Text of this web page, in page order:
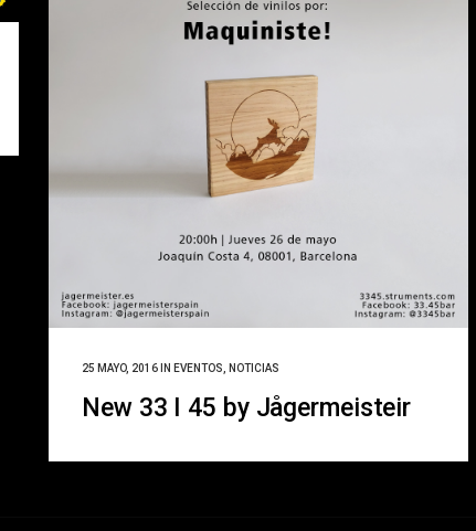
25 MAYO, 2016 IN EVENTOS NOTICIAS
New 33 I 45 by Jågermeisteir